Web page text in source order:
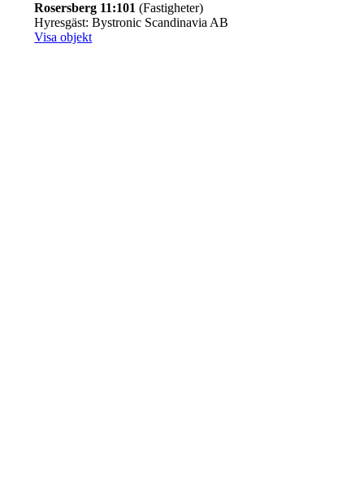
Rosersberg 11:101 (Fastigheter)
Hyresgäst: Bystronic Scandinavia AB
Visa objekt